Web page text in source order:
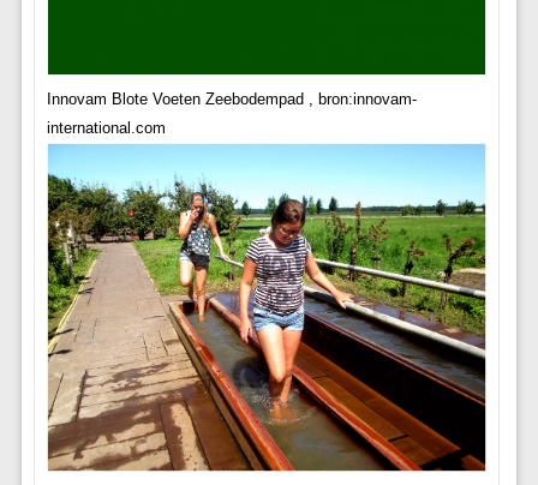
Innovam Blote Voeten Zeebodempad , bron:innovam-
international.com